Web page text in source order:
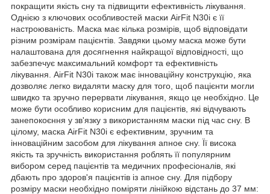
покращити якість сну та підвищити ефективність лікування.
Однією з ключових особливостей маски AirFit N30i є її
настроюваність. Маска має кілька розмірів, щоб відповідати
різним розмірам пацієнтів. Завдяки цьому маска може бути
налаштована для досягнення найкращої відповідності, що
забезпечує максимальний комфорт та ефективність
лікування. AirFit N30i також має інноваційну конструкцію, яка
дозволяє легко видаляти маску для того, щоб пацієнти могли
швидко та зручно перервати лікування, якщо це необхідно. Це
може бути особливо корисним для пацієнтів, які відчувають
занепокоєння у зв'язку з використанням маски під час сну. В
цілому, маска AirFit N30i є ефективним, зручним та
інноваційним засобом для лікування апное сну. Її висока
якість та зручність використання роблять її популярним
вибором серед пацієнтів та медичних професіоналів, які
дбають про здоров'я пацієнтів із апное сну. Для підбору
розміру маски необхідно поміряти лінійкою відстань до 37 мм: